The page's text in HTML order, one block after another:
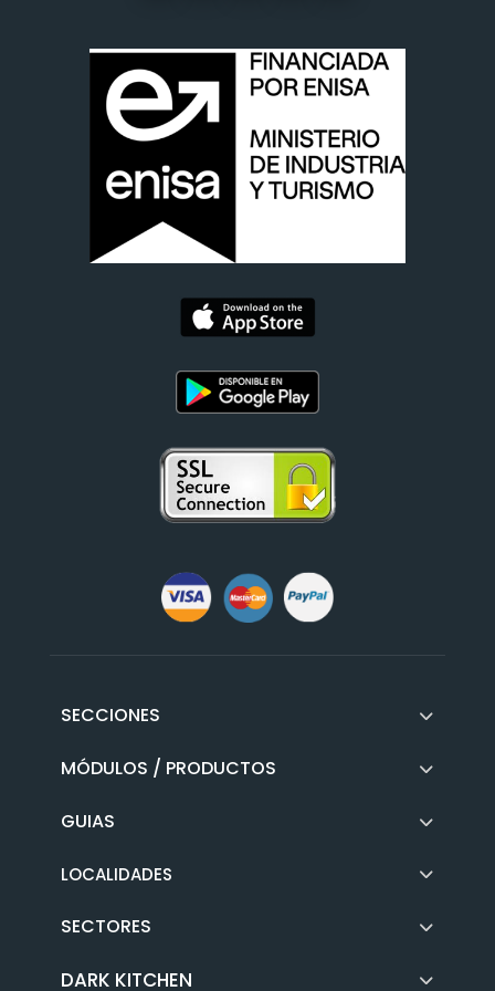
tratamiento no se ajusta a la normativa vigente.
Datos de contacto para ejercer sus derechos:
Digital Restaurant S.L.. C/ Hortaleza, 8, 3 dcha, 8 3 Derecha -
28004 Madrid (Madrid). E-mail:
administracion@camarero10.com
Para continuar debe aceptar que ha leído y está conforme
con la cláusula anterior.
SECCIONES
MÓDULOS / PRODUCTOS
GUIAS
LOCALIDADES
SECTORES
DARK KITCHEN